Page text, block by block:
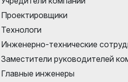
Doing Business in
Итоги выставки
Официальный каталог
Официальный
авиаперевозчик
Проектировщики
Технологи
Инженерно-технические
Заместители руководителей
Главные инженеры